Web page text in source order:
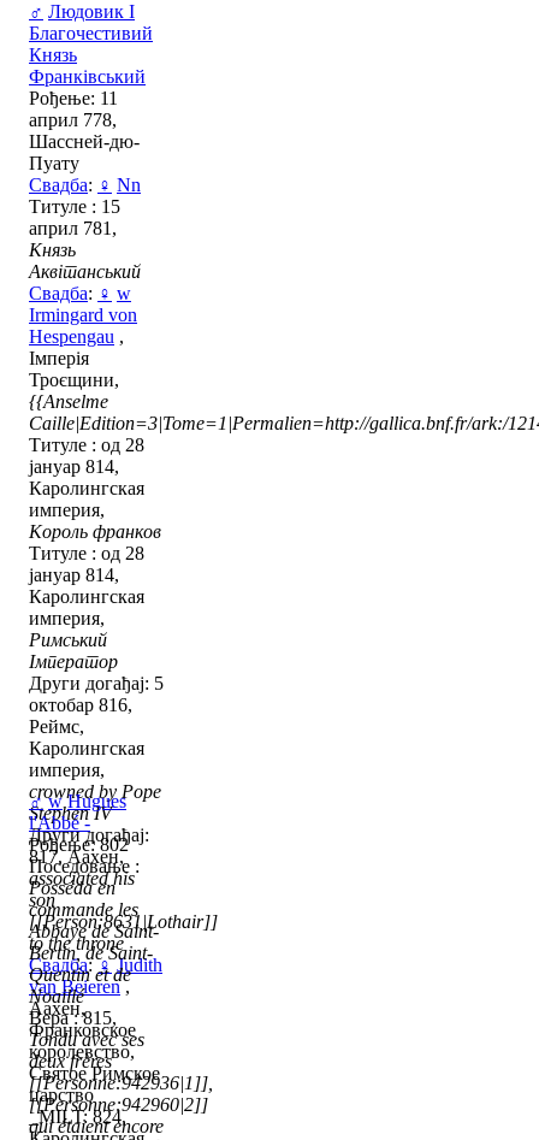
♂ Людовик I
Благочестивий
Князь
Франківський
Рођење: 11
април 778,
Шассней-дю-
Пуату
Свадба: ♀ Nn
Титуле : 15
април 781,
Князь
Аквітанський
Свадба: ♀ w
Irmingard von
Hespengau ,
Імперія
Троєщини,
{{Anselme
Caille|Edition=3|Tome=1|Permalien=http://gallica.bnf.fr/ark:/
Титуле : од 28
јануар 814,
Каролингская
империя,
Король франков
Титуле : од 28
јануар 814,
Каролингская
империя,
Римський
Імператор
Други догађај: 5
октобар 816,
Реймс,
Каролингская
империя,
crowned by Pope
Stephen IV
Други догађај:
817, Аахен,
associated his
son
[[Person:8631|Lothair]]
to the throne
Свадба:♀ Judith
van Beieren,
Аахен,
Франковское
королевство,
Святое Римское
царство
_MILT: 824,
♂ w Hugues
l'Abbé -
Рођење: 802
Поседовање :
Posséda en
commande les
Abbaye de Saint-
Bertin, de Saint-
Quentin et de
Noaillé
Вера : 815,
Tondu avec ses
deux frères
[[Personne:942936|1]],
[[Personne:942960|2]]
qui étaient encore